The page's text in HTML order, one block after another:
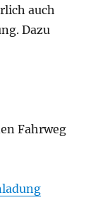
auch
Dazu
Fahrweg